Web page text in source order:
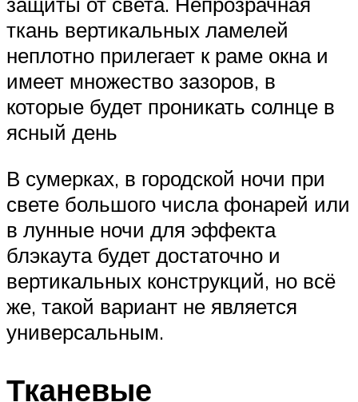
ткань вертикальных ламелей
неплотно прилегает к раме окна и
имеет множество зазоров, в
которые будет проникать солнце в
ясный день
В сумерках, в городской ночи при
свете большого числа фонарей или
в лунные ночи для эффекта
блэкаута будет достаточно и
вертикальных конструкций, но всё
же, такой вариант не является
универсальным.
Тканевые